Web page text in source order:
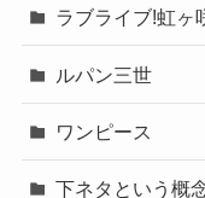
ラブライブ!虹ヶ
ルパン三世
ワンピース
下ネタという概